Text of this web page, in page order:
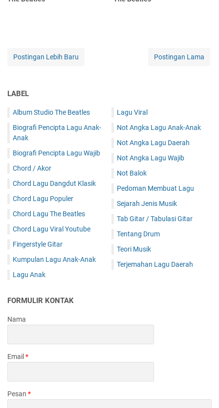
Postingan Lebih Baru Postingan Lama
LABEL
Album Studio The Beatles
Biografi Pencipta Lagu Anak-
Anak
Biografi Pencipta Lagu Wajib
Chord / Akor
Chord Lagu Dangdut Klasik
Chord Lagu Populer
Chord Lagu The Beatles
Chord Lagu Viral Youtube
Fingerstyle Gitar
Kumpulan Lagu Anak-Anak
Lagu Anak
Lagu Viral
Not Angka Lagu Anak-Anak
Not Angka Lagu Daerah
Not Angka Lagu Wajib
Not Balok
Pedoman Membuat Lagu
Sejarah Jenis Musik
Tab Gitar / Tabulasi Gitar
Tentang Drum
Teori Musik
Terjemahan Lagu Daerah
FORMULIR KONTAK
Nama
Email *
Pesan *